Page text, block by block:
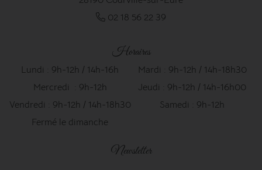
Newsletter
02 18 56 22 39
Horaires
Lundi : 9h-12h / 14h-16h
Mardi : 9h-12h / 14h-18h30
Mercredi : 9h-12h
Jeudi : 9h-12h / 14h-16h00
Vendredi : 9h-12h / 14h-18h30
Samedi : 9h-12h
Fermé le dimanche